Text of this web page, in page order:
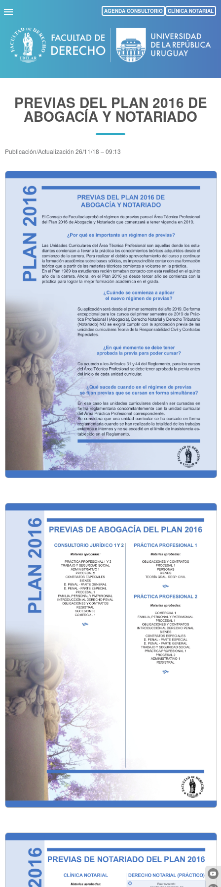
Pasar
al
contenido
principal
AGENDA CONSULTORIO CLÍNICA NOTARIAL
PREVIAS DEL PLAN 2016 DE
ABOGACÍA Y NOTARIADO
Publicación/Actualización 26/11/18 – 09:13